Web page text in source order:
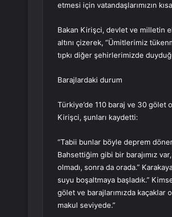
etmesi için vatandaşlarımızın
Bakan Kirişci, devlet ve milletin
altını çizerek, “Ümitlerimiz
tıpkı diğer şehirlerimizde
Barajlardaki durum
Türkiye’de 110 baraj ve 30 gölet
Kirişci, şunları kaydetti:
“Tabii bunlar böyle deprem
Bahsettiğim gibi bir barajımız
olmadı, sonra da orada.”
suyu boşaltmaya başladık.”
gölet ve barajlarımızda kaçaklar
makul seviyede.”